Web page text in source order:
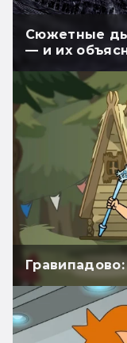
Сюжетные
— и их